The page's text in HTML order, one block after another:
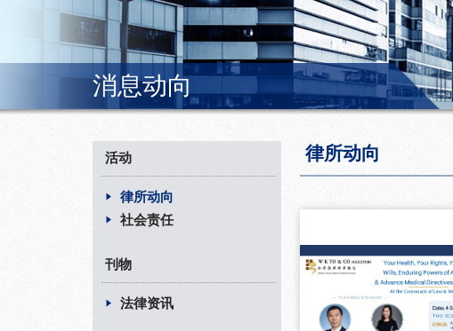
消息动向
活动
律所动向
社会责任
刊物
法律资讯
律所动向